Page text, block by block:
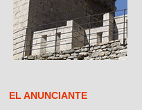
EL ANUNCIANTE